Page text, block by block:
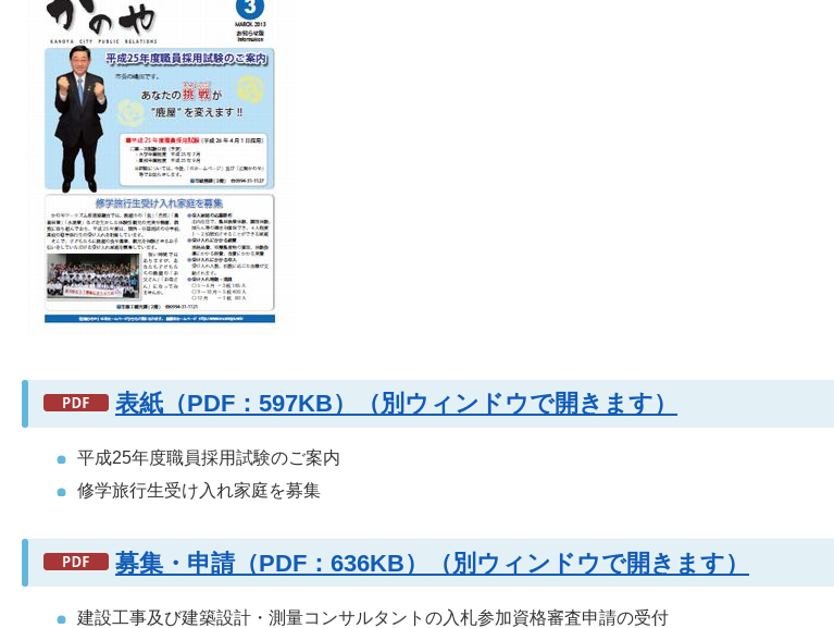
表紙（PDF：597KB）（別ウィンドウで開きます）
平成25年度職員採用試験のご案内
修学旅行生受け入れ家庭を募集
募集・申請（PDF：636KB）（別ウィンドウで開きます）
建設工事及び建築設計・測量コンサルタントの入札参加資格審査申請の受付